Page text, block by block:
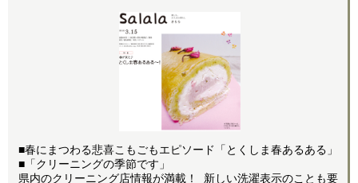
■春にまつわる悲喜こもごもエピソード「とくしま春あるある」
■ 「クリーニングの季節です」
県内のクリーニング店情報が満載！ 新しい洗濯表示のことも要